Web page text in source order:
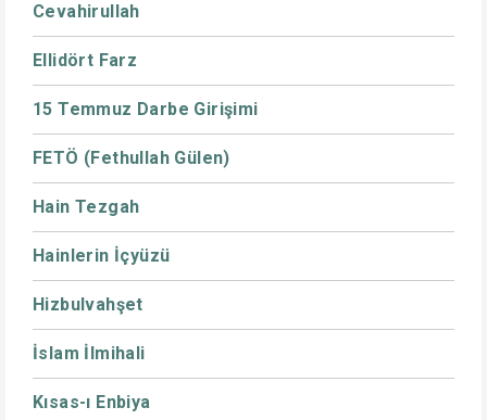
Cevahirullah
Ellidört Farz
15 Temmuz Darbe Girişimi
FETÖ (Fethullah Gülen)
Hain Tezgah
Hainlerin İçyüzü
Hizbulvahşet
İslam İlmihali
Kısas-ı Enbiya